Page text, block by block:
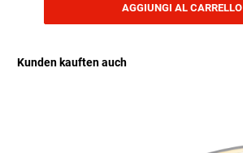
AGGIUNGI AL CARRELLO
Kunden kauften auch